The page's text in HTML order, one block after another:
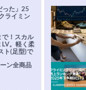
った」25
ライミン
！スカル
LV。軽く柔
ト(足型)で
ン全商品